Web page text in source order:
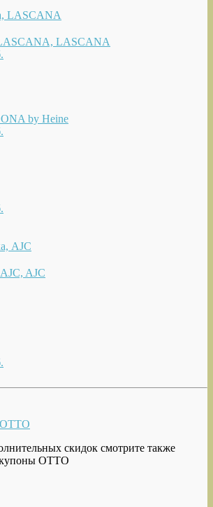
LASCANA
by Heine
AJC
скидок смотрите также
OTTO